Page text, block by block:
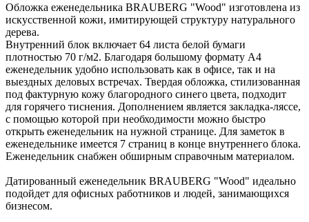
Обложка еженедельника BRAUBERG "Wood" изготовлена из
искусственной кожи, имитирующей структуру натурального
дерева.
Внутренний блок включает 64 листа белой бумаги
плотностью 70 г/м2. Благодаря большому формату А4
еженедельник удобно использовать как в офисе, так и на
выездных деловых встречах. Твердая обложка, стилизованная
под фактурную кожу благородного синего цвета, подходит
для горячего тиснения. Дополнением является закладка-ляссе,
с помощью которой при необходимости можно быстро
открыть еженедельник на нужной странице. Для заметок в
еженедельнике имеется 7 страниц в конце внутреннего блока.
Еженедельник снабжен обширным справочным материалом.
Датированный еженедельник BRAUBERG "Wood" идеально
подойдет для офисных работников и людей, занимающихся
бизнесом.